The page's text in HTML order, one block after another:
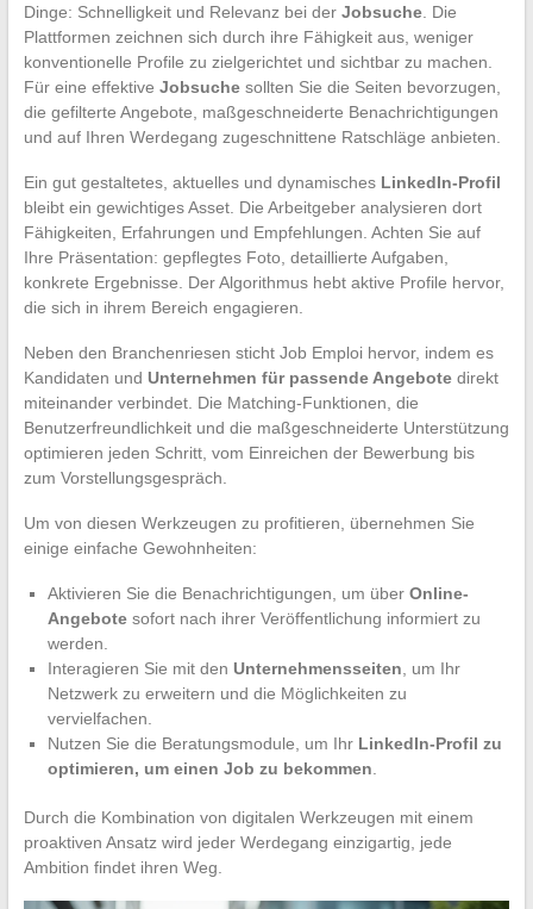
Dinge: Schnelligkeit und Relevanz bei der Jobsuche. Die
Plattformen zeichnen sich durch ihre Fähigkeit aus, weniger
konventionelle Profile zu zielgerichtet und sichtbar zu machen.
Für eine effektive Jobsuchesollten Sie die Seiten bevorzugen,
die gefilterte Angebote, maßgeschneiderte Benachrichtigungen
und auf Ihren Werdegang zugeschnittene Ratschläge anbieten.
Ein gut gestaltetes, aktuelles und dynamisches LinkedIn-Profil
bleibt ein gewichtiges Asset. Die Arbeitgeber analysieren dort
Fähigkeiten, Erfahrungen und Empfehlungen. Achten Sie auf
Ihre Präsentation: gepflegtes Foto, detaillierte Aufgaben,
konkrete Ergebnisse. Der Algorithmus hebt aktive Profile hervor,
die sich in ihrem Bereich engagieren.
Neben den Branchenriesen sticht Job Emploi hervor, indem es
Kandidaten und Unternehmen für passende Angebotedirekt
miteinander verbindet. Die Matching-Funktionen, die
Benutzerfreundlichkeit und die maßgeschneiderte Unterstützung
optimieren jeden Schritt, vom Einreichen der Bewerbung bis
zum Vorstellungsgespräch.
Um von diesen Werkzeugen zu profitieren, übernehmen Sie
einige einfache Gewohnheiten:
Aktivieren Sie die Benachrichtigungen, um über Online-
Angebotesofort nach ihrer Veröffentlichung informiert zu
werden.
Interagieren Sie mit den Unternehmensseiten , um Ihr
Netzwerk zu erweitern und die Möglichkeiten zu
vervielfachen.
Nutzen Sie die Beratungsmodule, um Ihr LinkedIn-Profil zu
optimieren, um einen Job zu bekommen
Durch die Kombination von digitalen Werkzeugen mit einem
proaktiven Ansatz wird jeder Werdegang einzigartig, jede
Ambition findet ihren Weg.